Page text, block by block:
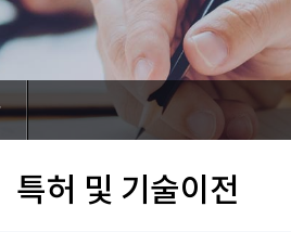
특허 및 기술이전